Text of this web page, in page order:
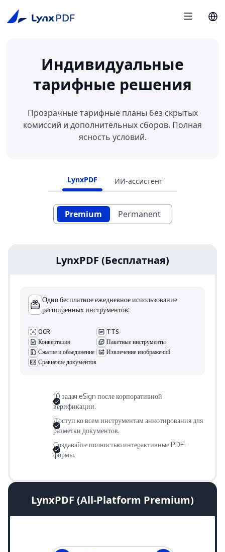
Индивидуальные
тарифные решения
Прозрачные тарифные планы без скрытых
комиссий и дополнительных сборов. Полная
ясность условий.
LynxPDF ИИ-ассистент
Premium Permanent
LynxPDF (Бесплатная)
Одно бесплатное ежедневное использование
расширенных инструментов:
OCR
Конвертация
Сжатие и объединение
Сравнение документов
TTS
Пакетные инструменты
Извлечение изображений
10 задач eSign после корпоративной
верификации.
Доступ ко всем инструментам аннотирования для
разметки документов.
Создавайте полностью интерактивные PDF-
формы.
LynxPDF (All-Platform Premium)